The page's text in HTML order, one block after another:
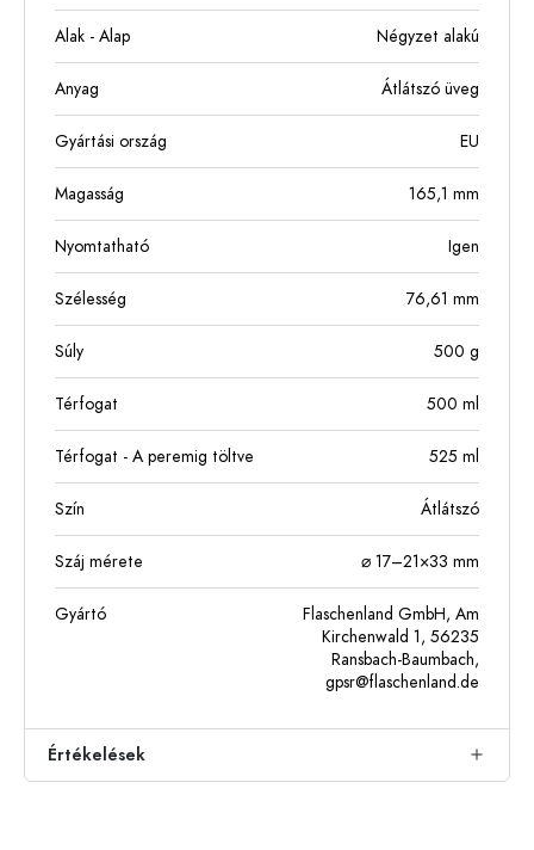
Alak - Alap Négyzet alakú
Anyag Átlátszó üveg
Gyártási ország EU
Magasság 165,1 mm
Nyomtatható Igen
Szélesség 76,61 mm
Súly 500 g
Térfogat 500 ml
Térfogat - A peremig töltve 525 ml
Szín Átlátszó
Száj mérete ⌀ 17–21×33 mm
Gyártó
Flaschenland GmbH, Am
Kirchenwald 1, 56235
Ransbach-Baumbach,
gpsr@flaschenland.de
Értékelések